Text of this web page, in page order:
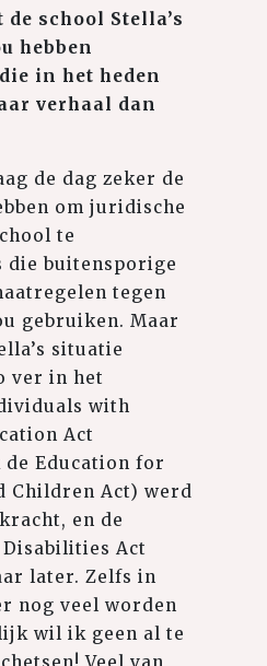
de school Stella’s
hebben
in het heden
verhaal dan
de dag zeker de
om juridische
te
die buitensporige
tegen
gebruiken. Maar
situatie
ver in het
with
Act
Education for
Children Act) werd
en de
Act
later. Zelfs in
nog veel worden
wil ik geen al te